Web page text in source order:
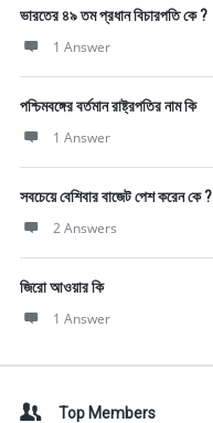
ভারতের ৪৯ তম প্রধান বিচারপতি কে ?
1 Answer
পশ্চিমবঙ্গের বর্তমান রাষ্ট্রপতির নাম কি
1 Answer
সবচেয়ে বেশিবার বাজেট পেশ করেন কে ?
2 Answers
জিরো আওয়ার কি
1 Answer
Top Members